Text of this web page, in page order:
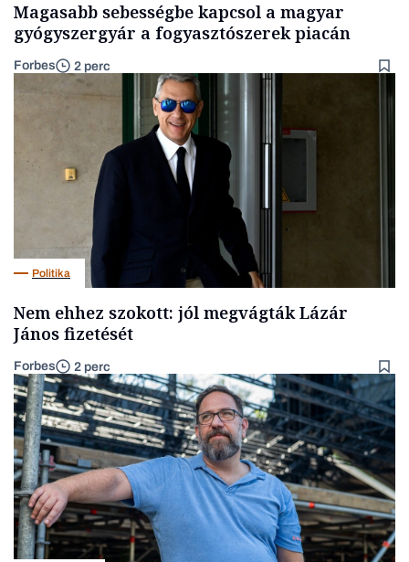
Magasabb sebességbe kapcsol a magyar
gyógyszergyár a fogyasztószerek piacán
Forbes 2 perc
Politika
Nem ehhez szokott: jól megvágták Lázár
János fizetését
Forbes 2 perc